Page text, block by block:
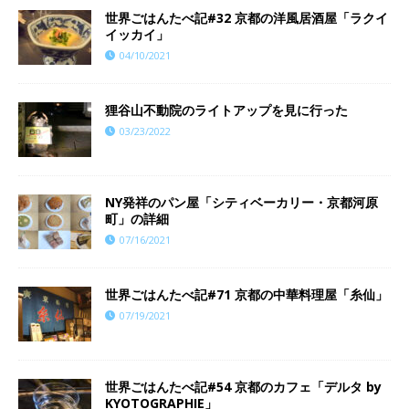
世界ごはんたべ記#32 京都の洋風居酒屋「ラクイ
イッカイ」
04/10/2021
狸谷山不動院のライトアップを見に行った
03/23/2022
NY発祥のパン屋「シティベーカリー・京都河原
町」の詳細
07/16/2021
世界ごはんたべ記#71 京都の中華料理屋「糸仙」
07/19/2021
世界ごはんたべ記#54 京都のカフェ「デルタ by
KYOTOGRAPHIE」